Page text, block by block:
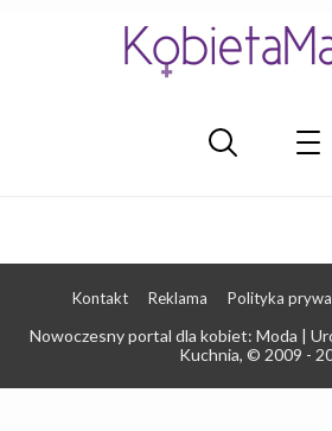
Kontakt Reklama Polityka
Nowoczesny portal dla kobiet: Moda |
Kuchnia, © 2009 -